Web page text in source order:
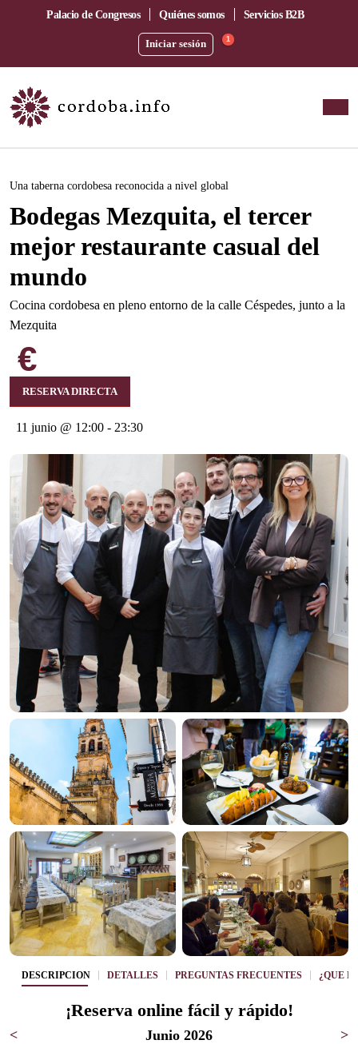
Palacio de Congresos Quiénes somos Servicios B2B
Iniciar sesión 1
Este evento ha pasado.
Una taberna cordobesa reconocida a nivel global
Bodegas Mezquita, el tercer
mejor restaurante casual del
mundo
Cocina cordobesa en pleno entorno de la calle Céspedes, junto a la
Mezquita
€
RESERVA DIRECTA
11 junio @ 12:00 - 23:30
DESCRIPCIÓN DETALLES PREGUNTAS FRECUENTES ¿QUÉ
¡Reserva online fácil y rápido!
< Junio 2026 >